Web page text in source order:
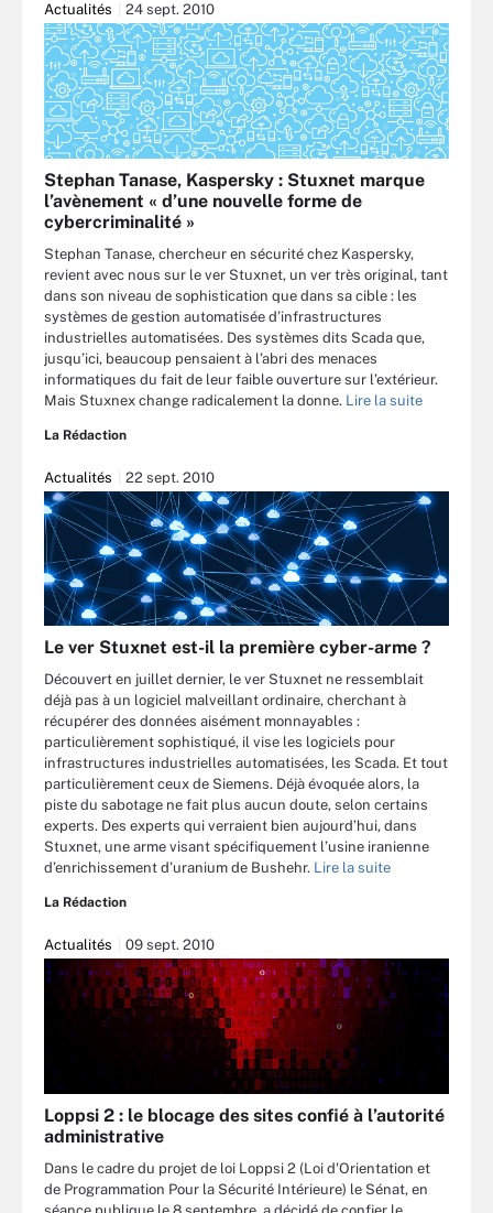
Actualités 24 sept. 2010
Stephan Tanase, Kaspersky : Stuxnet marque
l’avènement « d’une nouvelle forme de
cybercriminalité »
Stephan Tanase, chercheur en sécurité chez Kaspersky,
revient avec nous sur le ver Stuxnet, un ver très original, tant
dans son niveau de sophistication que dans sa cible : les
systèmes de gestion automatisée d’infrastructures
industrielles automatisées. Des systèmes dits Scada que,
jusqu’ici, beaucoup pensaient à l’abri des menaces
informatiques du fait de leur faible ouverture sur l’extérieur.
Mais Stuxnex change radicalement la donne. Lire la suite
La Rédaction
Actualités 22 sept. 2010
Le ver Stuxnet est-il la première cyber-arme ?
Découvert en juillet dernier, le ver Stuxnet ne ressemblait
déjà pas à un logiciel malveillant ordinaire, cherchant à
récupérer des données aisément monnayables :
particulièrement sophistiqué, il vise les logiciels pour
infrastructures industrielles automatisées, les Scada. Et tout
particulièrement ceux de Siemens. Déjà évoquée alors, la
piste du sabotage ne fait plus aucun doute, selon certains
experts. Des experts qui verraient bien aujourd’hui, dans
Stuxnet, une arme visant spécifiquement l’usine iranienne
d’enrichissement d’uranium de Bushehr. Lire la suite
La Rédaction
Actualités 09 sept. 2010
Loppsi 2 : le blocage des sites confié à l’autorité
administrative
Dans le cadre du projet de loi Loppsi 2 (Loi d'Orientation et
de Programmation Pour la Sécurité Intérieure) le Sénat, en